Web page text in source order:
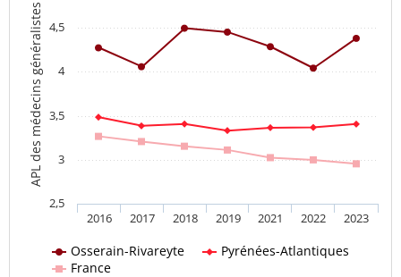
APL des médecins généralistes
Osserain-Rivareyte
Pyrénées-Atlantiques
France
2016 2017 2018 2019 2021 2022 2023
2,5
3
3,5
4
4,5